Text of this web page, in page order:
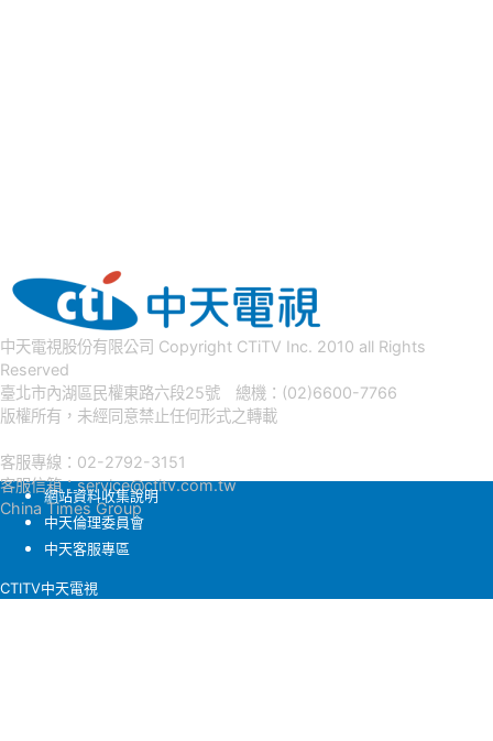
中天電視股份有限公司 Copyright CTiTV Inc. 2010 all Rights
Reserved
臺北市內湖區民權東路六段25號 總機：(02)6600-7766
版權所有，未經同意禁止任何形式之轉載
客服專線：02-2792-3151
客服信箱：service@ctitv.com.tw
China Times Group
網站資料收集說明
中天倫理委員會
中天客服專區
CTITV中天電視